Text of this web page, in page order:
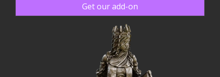
Get our add-on